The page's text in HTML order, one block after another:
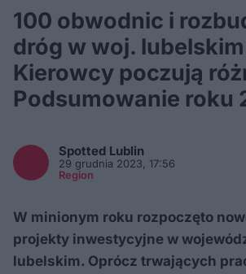
100 obwodnic i
dróg w woj.
Kierowcy poczują
Podsumowanie roku
Spotted Lublin
29 grudnia 2023, 17:56
Region
W minionym roku rozpoczęto
projekty inwestycyjne w
lubelskim. Oprócz trwających